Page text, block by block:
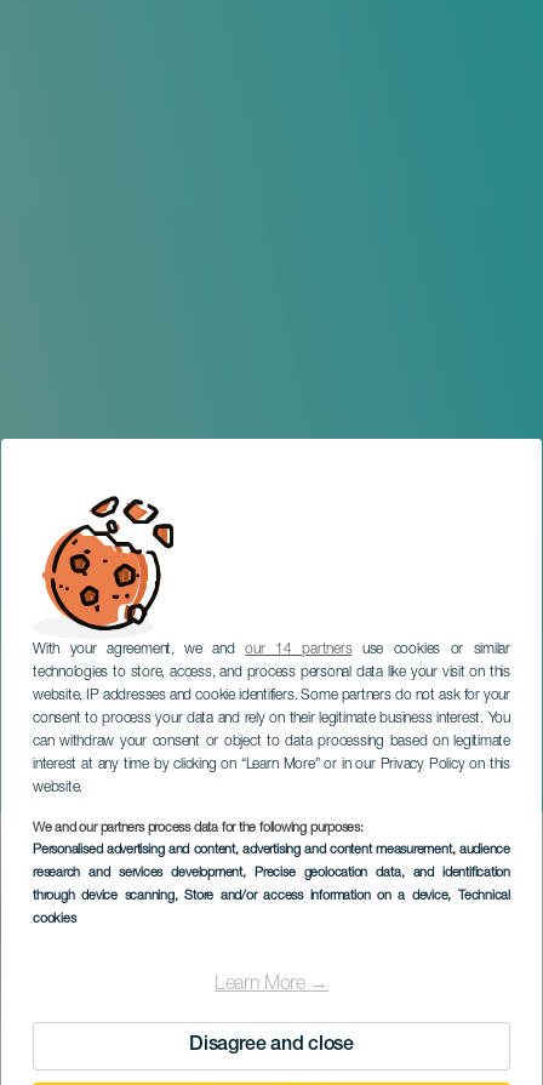
With your agreement, we andour 14 partnersuse cookies or similar
technologies to store, access, and process personal data like your visit on this
website, IP addresses and cookie identifiers. Some partners do not ask for your
consent to process your data and rely on their legitimate business interest. You
can withdraw your consent or object to data processing based on legitimate
interest at any time by clicking on “Learn More” or in our Privacy Policy on this
website.
We and our partners process data for the following purposes:
Personalised advertising and content, advertising and content measurement, audience
research and services development, Precise geolocation data, and identification
through device scanning, Store and/or access information on a device, Technical
cookies
Learn More →
Disagree and close
Hoonine
LANZAROTE
Imagen
Listado